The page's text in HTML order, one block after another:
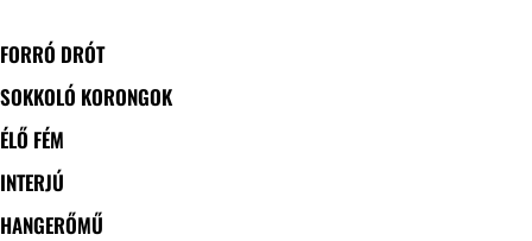
FORRÓ DRÓT
SOKKOLÓ KORONGOK
ÉLŐ FÉM
INTERJÚ
HANGERŐMŰ